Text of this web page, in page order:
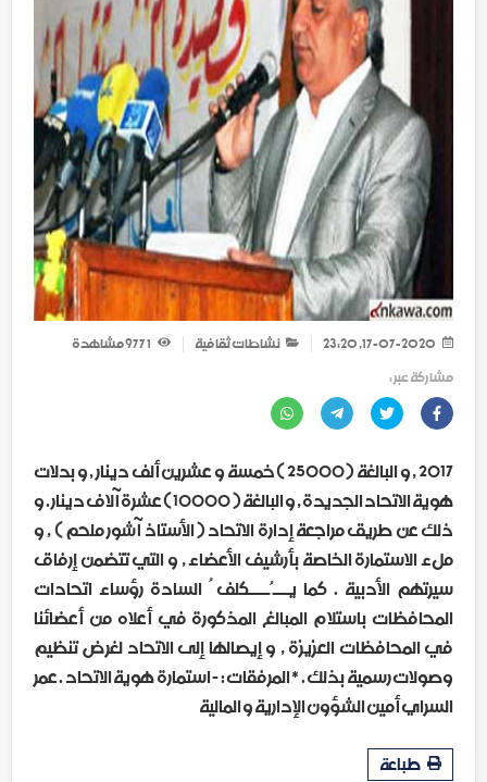
نشاطات ثقافية
مشاهدة
مشاركة عبر :
2017 , و البالغة ( 25000 ) خمسة و عشرين ألف دينار , و بدلات
هوية الاتحاد الجديدة , و البالغة ( 10000 ) عشرة آلاف دينار . و
ذلك عن طريق مراجعة إدارة الاتحاد ( الأستاذ آشور ملحم ) , و
ملء الاستمارة الخاصة بأرشيف الأعضاء , و التي تتضمن إرفاق
سيرتهم الأدبية . كما يــــُــــكلف ُ السادة رؤساء اتحادات
المحافظات باستلام المبالغ المذكورة في أعلاه من أعضائنا
في المحافظات العزيزة , و إيصالها إلى الاتحاد لغرض تنظيم
وصولات رسمية بذلك . * المرفقات : - استمارة هوية الاتحاد . عمر
السراي أمين الشؤون الإدارية و المالية
طباعة